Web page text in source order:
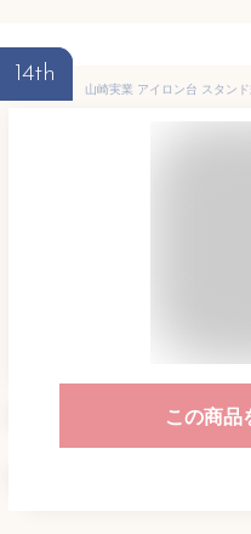
14th
この商品